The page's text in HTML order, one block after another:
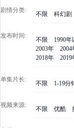
剧情分类:
不限 科幻剧
发布时间:
不限 1990年
2003年
2004
2018年
2019
单集片长:
不限 1-19分
视频来源:
不限 优酷